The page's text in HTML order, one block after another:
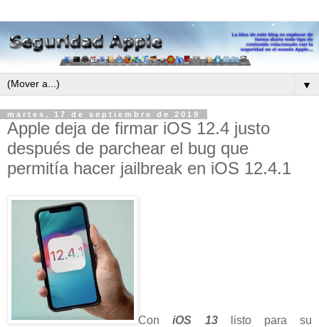
▼
martes, 17 de septiembre de 2019
Apple deja de firmar iOS 12.4 justo
después de parchear el bug que
permitía hacer jailbreak en iOS 12.4.1
Con iOS 13listo para su